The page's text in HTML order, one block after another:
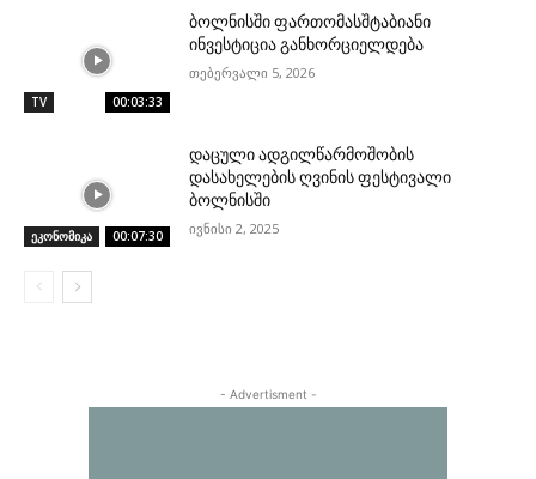
TV 00:03:33
ბოლნისში ფართომასშტაბიანი
ინვესტიცია განხორციელდება
თებერვალი 5, 2026
ეკონომიკა 00:07:30
დაცული ადგილწარმოშობის
დასახელების ღვინის ფესტივალი
ბოლნისში
ივნისი 2, 2025
- Advertisment -